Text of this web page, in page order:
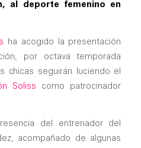
al deporte femenino en
ha acogido la presentación
por octava temporada
chicas seguirán luciendo el
Soliss como patrocinador
del entrenador del
acompañado de algunas